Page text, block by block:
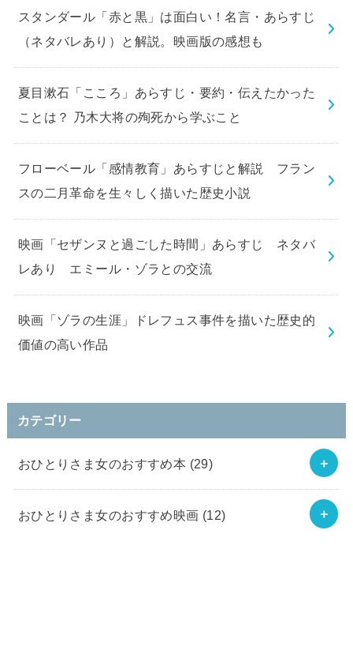
スタンダール「赤と黒」は面白い！名言・あらすじ
（ネタバレあり）と解説。映画版の感想も
夏目漱石「こころ」あらすじ・要約・伝えたかった
ことは？ 乃木大将の殉死から学ぶこと
フローベール「感情教育」あらすじと解説 フラン
スの二月革命を生々しく描いた歴史小説
映画「セザンヌと過ごした時間」あらすじ ネタバ
レあり エミール・ゾラとの交流
映画「ゾラの生涯」ドレフュス事件を描いた歴史的
価値の高い作品
カテゴリー
おひとりさま女のおすすめ本 (29)
おひとりさま女のおすすめ映画 (12)